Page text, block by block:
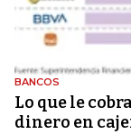
BANCOS
Lo que le
dinero en